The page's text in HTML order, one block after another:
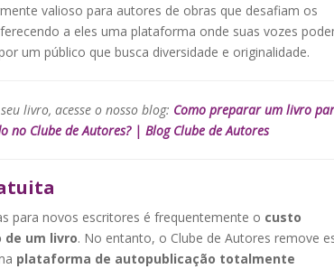
valioso para autores de obras que desafiam os
a eles uma plataforma onde suas vozes
um público que busca diversidade e originalidade.
livro, acesse o nosso blog: Como preparar um livro
no Clube de Autores? | Blog Clube de Autores
para novos escritores é frequentemente o custo
de um livro. No entanto, o Clube de Autores remove
plataforma de autopublicação totalmente